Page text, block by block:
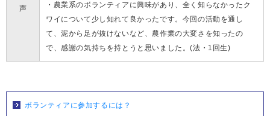
声
・農業系のボランティアに興味があり、全く知らなかったク
ワイについて少し知れて良かったです。今回の活動を通し
て、泥から足が抜けないなど、農作業の大変さを知ったの
で、感謝の気持ちを持とうと思いました。(法・1回生)
ボランティアに参加するには？